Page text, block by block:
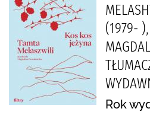
(1979-
Rok